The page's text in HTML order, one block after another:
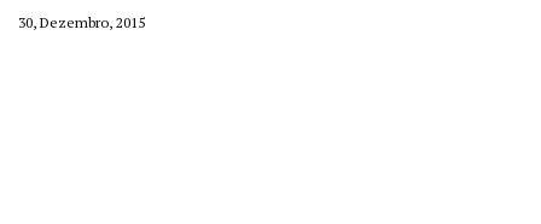
30, Dezembro, 2015